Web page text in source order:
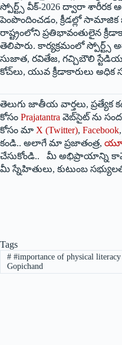
స్పోర్ట్స్ వీక్-2026 ద్వారా
పెంపొందించడం, క్రీడల్లో సామాజిక
రాష్ట్రంలోని ప్రతిభావంతులైన
తెలిపారు. కార్యక్రమంలో స్పోర్ట్స్
సుజాత, రవితేజ, గచ్చిబౌలి
కోచ్‌లు, యువ క్రీడాకారులు అధిక
తెలుగు జాతీయ వార్తలు, ప్రత్యేక
కోసం Prajatantra వెబ్‌సైట్ ను
కోసం మా X (Twitter), Facebook
కండి.. అలాగే మా ప్రజాతంత్ర,
చేసుకోండి.. మీ అభిప్రాయాన్ని
మీ స్నేహితులు, కుటుంబ
Tags
##importance of physical literacy
Gopichand